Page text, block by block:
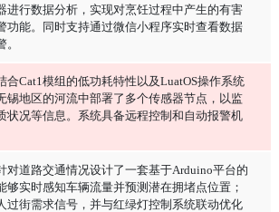
进行数据分析，实现对烹饪过程中产生的有害
功能。同时支持通过微信小程序实时查看数据
合Cat1模组的低功耗特性以及LuatOS操作系统
锡地区的河流中部署了多个传感器节点，以监
状况等信息。系统具备远程控制和自动报警机
对道路交通情况设计了一套基于Arduino平台的
够实时感知车辆流量并预测潜在拥堵点位置；
过街需求信号，并与红绿灯控制系统联动优化